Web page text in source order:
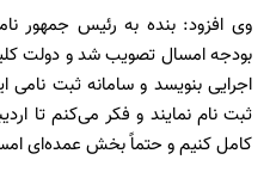
وی افزود: بنده به رئیس جمهور
بودجه امسال تصویب شد و دولت
اجرایی بنویسد و سامانه ثبت نامی
ثبت نام نمایند و فکر می‌کنم تا
کامل کنیم و حتماً بخش عمده‌ای